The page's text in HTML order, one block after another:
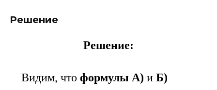
Решение
Решение:
Видим, что формулы А) и Б)